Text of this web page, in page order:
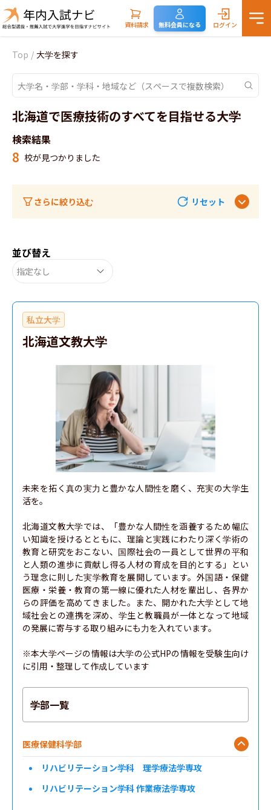
資料請求 無料会員になる ログイン
Top / 大学を探す
北海道で医療技術のすべてを目指せる大学
検索結果
8 校が見つかりました
さらに絞り込む リセット
並び替え
指定なし
私立大学
北海道文教大学
未来を拓く真の実力と豊かな人間性を磨く、充実の大学生
活を。
北海道文教大学では、「豊かな人間性を涵養するため幅広
い知識を授けるとともに、理論と実践にわたり深く学術の
教育と研究をおこない、国際社会の一員として世界の平和
と人類の進歩に貢献し得る人材の育成を目的とする」とい
う理念に則した実学教育を展開しています。外国語・保健
医療・栄養・教育の第一線に優れた人材を輩出し、各界か
らの評価を高めてきました。また、開かれた大学として地
域社会との連携を深め、学生と教職員が一体となって地域
の発展に寄与する取り組みにも力を入れています。
※本大学ページの情報は大学の公式HPの情報を受験生向け
に引用・整理して作成しています
学部一覧
医療保健科学部
リハビリテーション学科 理学療法学専攻
リハビリテーション学科 作業療法学専攻